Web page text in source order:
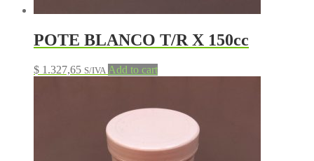
POTE BLANCO T/R X 150cc
$ 1.327,65 S/IVA Add to cart